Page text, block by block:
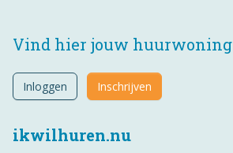
ikwilhuren.nu
Vind hier jouw huurwoning
Inloggen Inschrijven